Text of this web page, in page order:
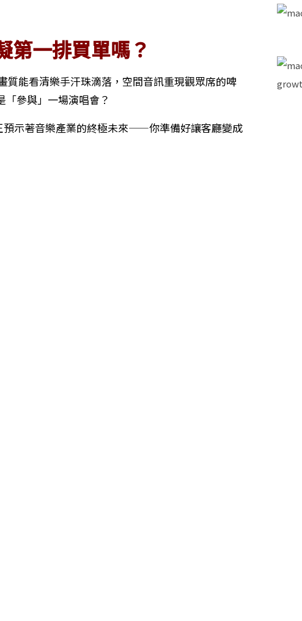
第一排買單嗎？
質能看清樂手汗珠滴落，空間音訊重現觀眾席的啤
參與」一場演唱會？
示著音樂產業的終極未來——你準備好讓客廳變成